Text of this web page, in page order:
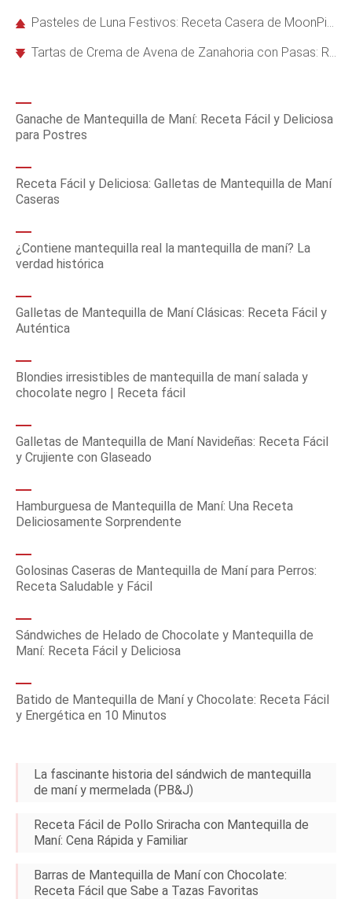
Pasteles de Luna Festivos: Receta Casera de MoonPies para Vacaciones
Tartas de Crema de Avena de Zanahoria con Pasas: Receta Clásica Actualizada
Ganache de Mantequilla de Maní: Receta Fácil y Deliciosa
para Postres
Receta Fácil y Deliciosa: Galletas de Mantequilla de Maní
Caseras
¿Contiene mantequilla real la mantequilla de maní? La
verdad histórica
Galletas de Mantequilla de Maní Clásicas: Receta Fácil y
Auténtica
Blondies irresistibles de mantequilla de maní salada y
chocolate negro | Receta fácil
Galletas de Mantequilla de Maní Navideñas: Receta Fácil
y Crujiente con Glaseado
Hamburguesa de Mantequilla de Maní: Una Receta
Deliciosamente Sorprendente
Golosinas Caseras de Mantequilla de Maní para Perros:
Receta Saludable y Fácil
Sándwiches de Helado de Chocolate y Mantequilla de
Maní: Receta Fácil y Deliciosa
Batido de Mantequilla de Maní y Chocolate: Receta Fácil
y Energética en 10 Minutos
La fascinante historia del sándwich de mantequilla
de maní y mermelada (PB&J)
Receta Fácil de Pollo Sriracha con Mantequilla de
Maní: Cena Rápida y Familiar
Barras de Mantequilla de Maní con Chocolate:
Receta Fácil que Sabe a Tazas Favoritas